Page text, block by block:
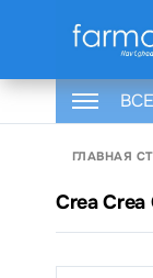
ГЛАВНАЯ
Crea